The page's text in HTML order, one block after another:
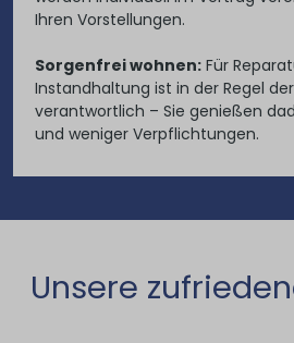
Ihren Vorstellungen.
Sorgenfrei wohnen: Für
Instandhaltung ist in der Regel
verantwortlich – Sie genießen
und weniger Verpflichtungen.
Unsere